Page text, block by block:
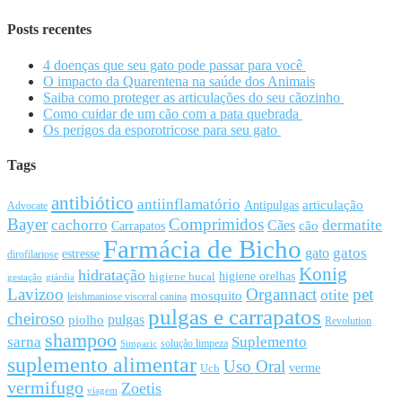
Posts recentes
4 doenças que seu gato pode passar para você
O impacto da Quarentena na saúde dos Animais
Saiba como proteger as articulações do seu cãozinho
Como cuidar de um cão com a pata quebrada
Os perigos da esporotricose para seu gato
Tags
Advocate antibiótico antiinflamatório Antipulgas articulação
Bayer cachorro Carrapatos Comprimidos Cães cão dermatite
dirofilariose estresse Farmácia de Bicho gato gatos
gestação giárdia hidratação higiene bucal higiene orelhas Konig
Lavizoo leishmaniose visceral canina mosquito Organnact otite pet
cheiroso piolho pulgas pulgas e carrapatos Revolution
sarna shampoo Simparic solução limpeza Suplemento
suplemento alimentar Ucb Uso Oral verme
vermifugo viagem Zoetis